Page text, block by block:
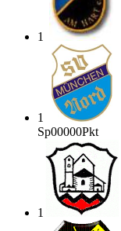
1
1
Sp00000Pkt
1